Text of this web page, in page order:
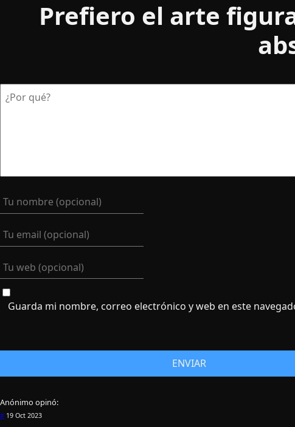
Prefiero el arte
Guarda mi nombre, correo electrónico y web en este
Anónimo opinó:
# 19 Oct 2023